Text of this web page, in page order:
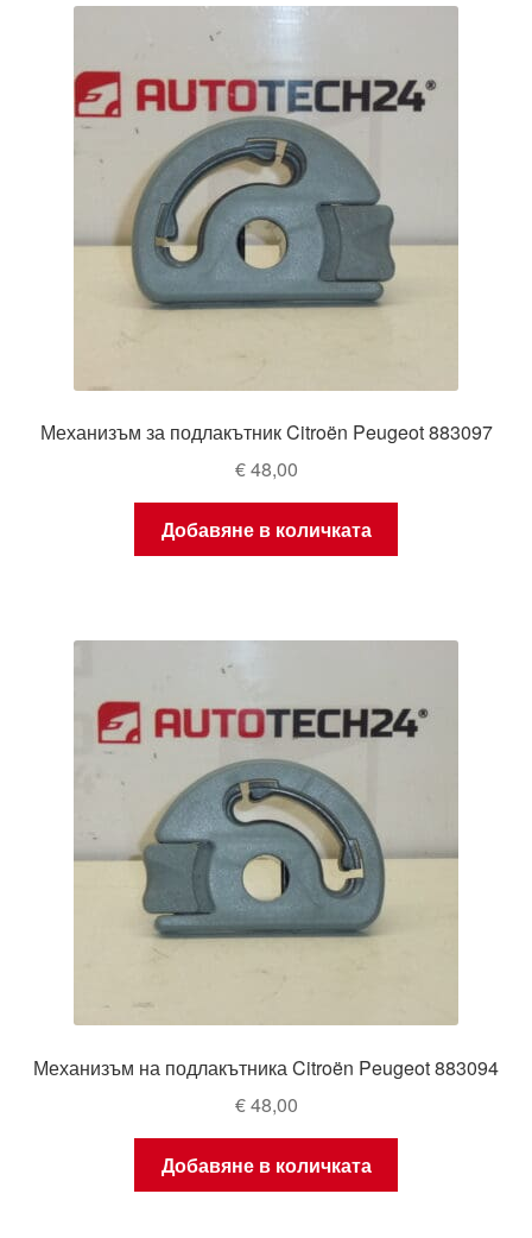
Механизъм за подлакътник Citroën Peugeot 883097
€48,00
Добавяне в количката
Механизъм на подлакътника Citroën Peugeot 883094
€48,00
Добавяне в количката